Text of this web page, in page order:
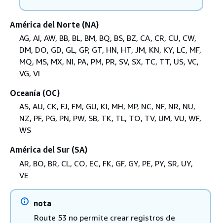
América del Norte (NA)
AG, AI, AW, BB, BL, BM, BQ, BS, BZ, CA, CR, CU, CW,
DM, DO, GD, GL, GP, GT, HN, HT, JM, KN, KY, LC, MF,
MQ, MS, MX, NI, PA, PM, PR, SV, SX, TC, TT, US, VC,
VG, VI
Oceanía (OC)
AS, AU, CK, FJ, FM, GU, KI, MH, MP, NC, NF, NR, NU,
NZ, PF, PG, PN, PW, SB, TK, TL, TO, TV, UM, VU, WF,
WS
América del Sur (SA)
AR, BO, BR, CL, CO, EC, FK, GF, GY, PE, PY, SR, UY,
VE
nota
Route 53 no permite crear registros de